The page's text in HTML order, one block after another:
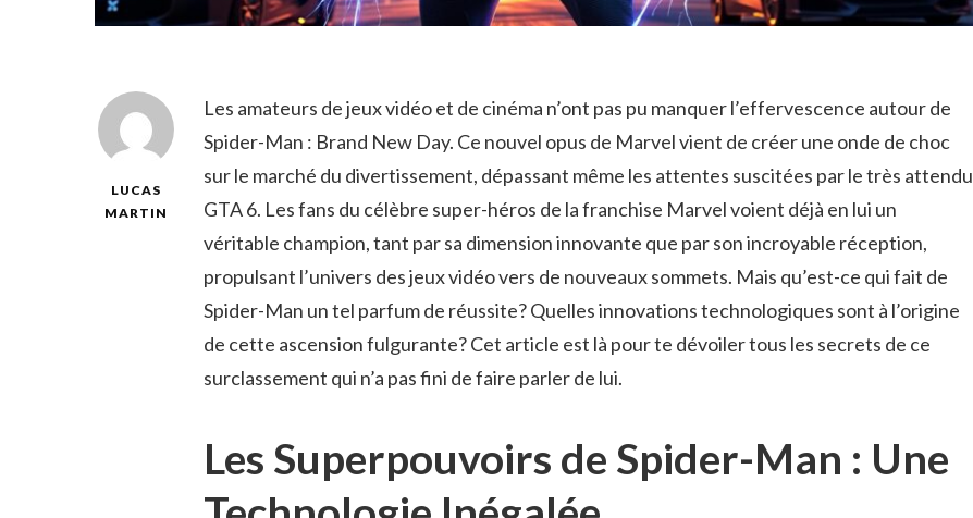
LUCAS
MARTIN
Les amateurs de jeux vidéo et de cinéma n’ont pas pu manquer l’effervescence autour de
Spider-Man : Brand New Day. Ce nouvel opus de Marvel vient de créer une onde de choc
sur le marché du divertissement, dépassant même les attentes suscitées par le très attendu
GTA 6. Les fans du célèbre super-héros de la franchise Marvel voient déjà en lui un
véritable champion, tant par sa dimension innovante que par son incroyable réception,
propulsant l’univers des jeux vidéo vers de nouveaux sommets. Mais qu’est-ce qui fait de
Spider-Man un tel parfum de réussite? Quelles innovations technologiques sont à l’origine
de cette ascension fulgurante? Cet article est là pour te dévoiler tous les secrets de ce
surclassement qui n’a pas fini de faire parler de lui.
Les Superpouvoirs de Spider-Man : Une